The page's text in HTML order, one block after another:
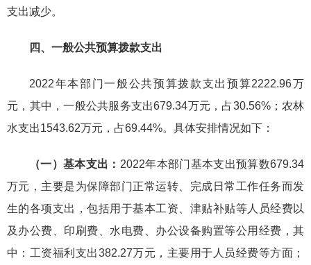
支出减少。
四、一般公共预算拨款支出
2022年本部门一般公共预算拨款支出预算2222.96万
元，其中，一般公共服务支出679.34万元，占30.56%；农林
水支出1543.62万元，占69.44%。具体安排情况如下：
（一）基本支出： 2022年本部门基本支出预算数679.34
万元，主要是为保障部门正常运转、完成日常工作任务而发
生的各项支出，包括用于基本工资、津贴补贴等人员经费以
及办公费、印刷费、水电费、办公设备购置等公用经费，其
中：工资福利支出382.27万元，主要用于人员经费等方面；